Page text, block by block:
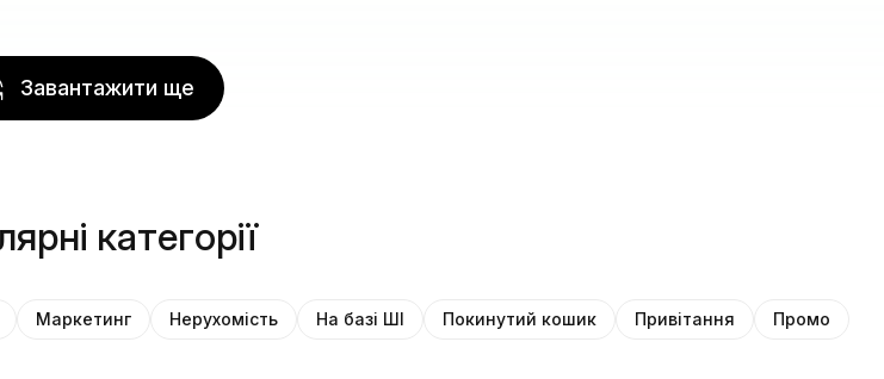
Завантажити ще
категорії
Маркетинг Нерухомість На базі ШІ Покинутий кошик Привітання Промо